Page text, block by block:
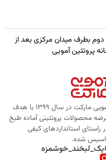
دوم بطرف میدان مرکزی بعد از
آمویی مارکت در سال 1399 با هدف
محصولات پروتئینی آماده طبخ
راستای استانداردهای کیفی
شده.